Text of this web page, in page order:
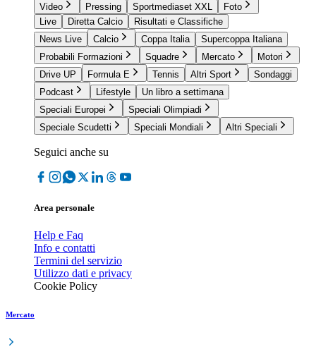
Video Pressing Sportmediaset XXL
Foto
Live
Diretta Calcio
Risultati e Classifiche
News Live
Calcio Coppa Italia
Supercoppa Italiana
Probabili Formazioni
Squadre Mercato
Motori
Drive UP
Formula E Tennis Altri Sport
Sondaggi
Podcast
Lifestyle
Un libro a settimana
Speciali Europei
Speciali Olimpiadi
Speciale Scudetti
Speciali Mondiali Altri Speciali
Seguici anche su
Area personale
Help e Faq
Info e contatti
Termini del servizio
Utilizzo dati e privacy
Cookie Policy
Mercato